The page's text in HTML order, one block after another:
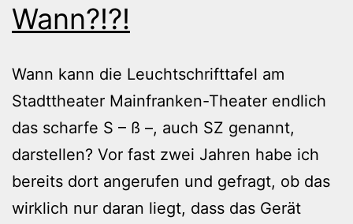
Wann?!?!
Wann kann die Leuchtschrifttafel am
Stadttheater Mainfranken-Theater endlich
das scharfe S – ß –, auch SZ genannt,
darstellen? Vor fast zwei Jahren habe ich
bereits dort angerufen und gefragt, ob das
wirklich nur daran liegt, dass das Gerät